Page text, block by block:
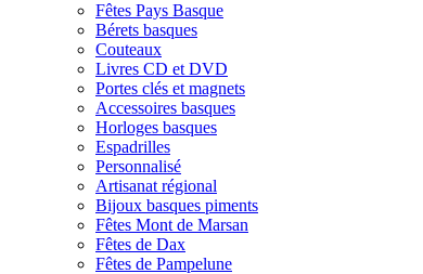
Fêtes Pays Basque
Bérets basques
Couteaux
Livres CD et DVD
Portes clés et magnets
Accessoires basques
Horloges basques
Espadrilles
Personnalisé
Artisanat régional
Bijoux basques piments
Fêtes Mont de Marsan
Fêtes de Dax
Fêtes de Pampelune